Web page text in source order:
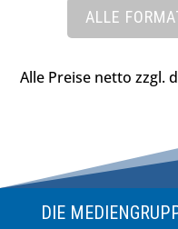
ALLE
Alle Preise netto zzgl.
DIE